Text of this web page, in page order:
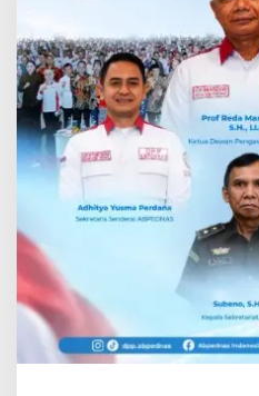
0
R
i
b
A
g
,
P